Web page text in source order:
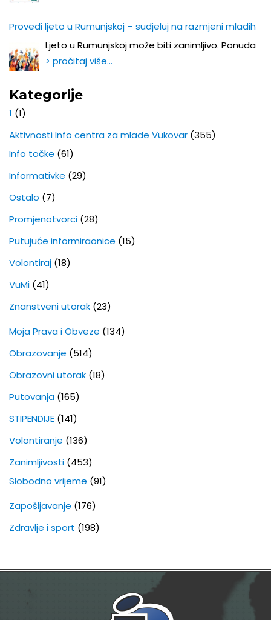
Provedi ljeto u Rumunjskoj – sudjeluj na razmjeni mladih
Ljeto u Rumunjskoj može biti zanimljivo. Ponuda
> pročitaj više…
Kategorije
1 (1)
Aktivnosti Info centra za mlade Vukovar (355)
Info točke (61)
Informativke (29)
Ostalo (7)
Promjenotvorci (28)
Putujuće informiraonice (15)
Volontiraj (18)
VuMi (41)
Znanstveni utorak (23)
Moja Prava i Obveze (134)
Obrazovanje (514)
Obrazovni utorak (18)
Putovanja (165)
STIPENDIJE (141)
Volontiranje (136)
Zanimljivosti (453)
Slobodno vrijeme (91)
Zapošljavanje (176)
Zdravlje i sport (198)